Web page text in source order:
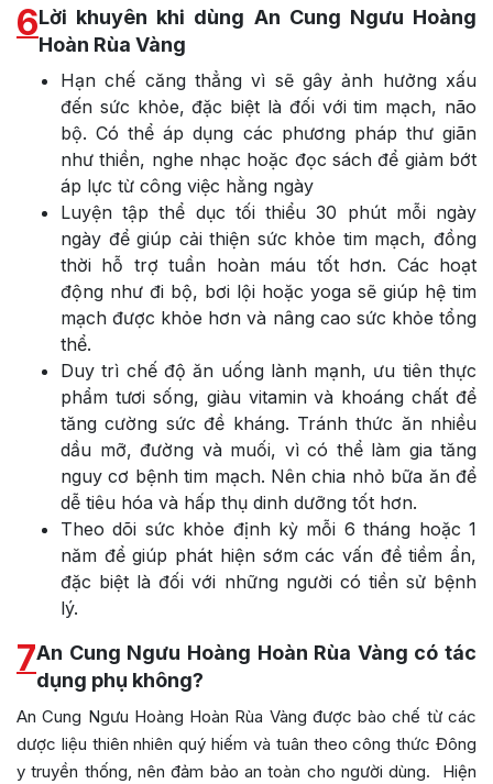
6Lời khuyên khi dùng An Cung Ngưu Hoàng
Hoàn Rùa Vàng
Hạn chế căng thẳng vì sẽ gây ảnh hưởng xấu
đến sức khỏe, đặc biệt là đối với tim mạch, não
bộ. Có thể áp dụng các phương pháp thư giãn
như thiền, nghe nhạc hoặc đọc sách để giảm bớt
áp lực từ công việc hằng ngày
Luyện tập thể dục tối thiểu 30 phút mỗi ngày
ngày để giúp cải thiện sức khỏe tim mạch, đồng
thời hỗ trợ tuần hoàn máu tốt hơn. Các hoạt
động như đi bộ, bơi lội hoặc yoga sẽ giúp hệ tim
mạch được khỏe hơn và nâng cao sức khỏe tổng
thể.
Duy trì chế độ ăn uống lành mạnh, ưu tiên thực
phẩm tươi sống, giàu vitamin và khoáng chất để
tăng cường sức đề kháng. Tránh thức ăn nhiều
dầu mỡ, đường và muối, vì có thể làm gia tăng
nguy cơ bệnh tim mạch. Nên chia nhỏ bữa ăn để
dễ tiêu hóa và hấp thụ dinh dưỡng tốt hơn.
Theo dõi sức khỏe định kỳ mỗi 6 tháng hoặc 1
năm để giúp phát hiện sớm các vấn đề tiềm ẩn,
đặc biệt là đối với những người có tiền sử bệnh
lý.
7An Cung Ngưu Hoàng Hoàn Rùa Vàng có tác
dụng phụ không?
An Cung Ngưu Hoàng Hoàn Rùa Vàng được bào chế từ các
dược liệu thiên nhiên quý hiếm và tuân theo công thức Đông
y truyền thống, nên đảm bảo an toàn cho người dùng. Hiện